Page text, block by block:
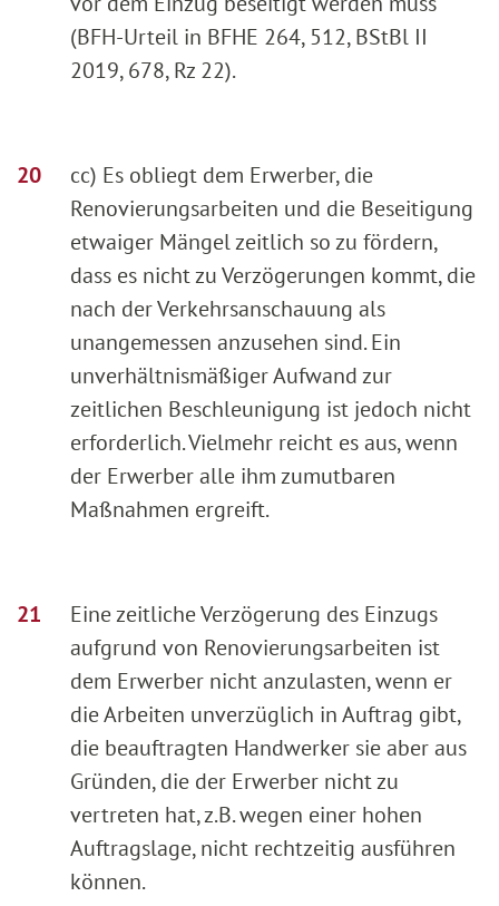
(BFH-Urteil in BFHE 264, 512, BStBl II
2019, 678, Rz 22).
cc) Es obliegt dem Erwerber, die
Renovierungsarbeiten und die Beseitigung
etwaiger Mängel zeitlich so zu fördern,
dass es nicht zu Verzögerungen kommt, die
nach der Verkehrsanschauung als
unangemessen anzusehen sind. Ein
unverhältnismäßiger Aufwand zur
zeitlichen Beschleunigung ist jedoch nicht
erforderlich. Vielmehr reicht es aus, wenn
der Erwerber alle ihm zumutbaren
Maßnahmen ergreift.
Eine zeitliche Verzögerung des Einzugs
aufgrund von Renovierungsarbeiten ist
dem Erwerber nicht anzulasten, wenn er
die Arbeiten unverzüglich in Auftrag gibt,
die beauftragten Handwerker sie aber aus
Gründen, die der Erwerber nicht zu
vertreten hat, z.B. wegen einer hohen
Auftragslage, nicht rechtzeitig ausführen
können.